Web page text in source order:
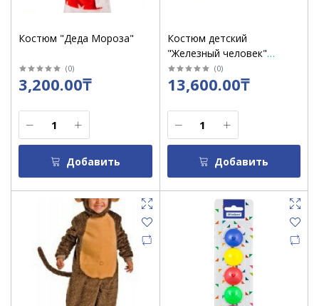
Костюм "Деда Мороза"
(0)
3,200.00₸
Добавить
Костюм детский
"Железный человек"
размер 28, рост 110 см, (4-
5 лет) / 7942
(0)
13,600.00₸
Добавить